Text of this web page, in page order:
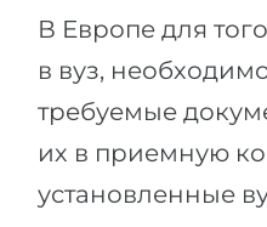
В Европе для
в вуз,
требуемые
их в приемную
установленные